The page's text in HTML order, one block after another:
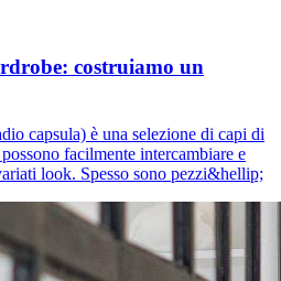
costruiamo un
capsula) è una selezione di capi di
facilmente intercambiare e
look. Spesso sono pezzi&hellip;